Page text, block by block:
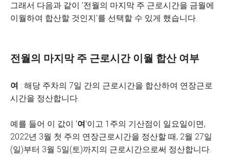
그래서 다음과 같이 '전월의 마지막 주 근로시간을 금월에
이월하여 합산할 것인지'를 선택할 수 있게 했습니다.
전월의 마지막 주 근로시간 이월 합산 여부
여 : 해당 주차의 7일 간의 근로시간을 합산하여 연장근로
시간을 정산합니다.
예를 들어 이 값이 '여'이고 1주의 기산점이 일요일이면,
2022년 3월 첫 주의 연장근로시간을 정산할 때, 2월 27일
(일)부터 3월 5일(토)까지의 근로시간으로써 정산합니다.